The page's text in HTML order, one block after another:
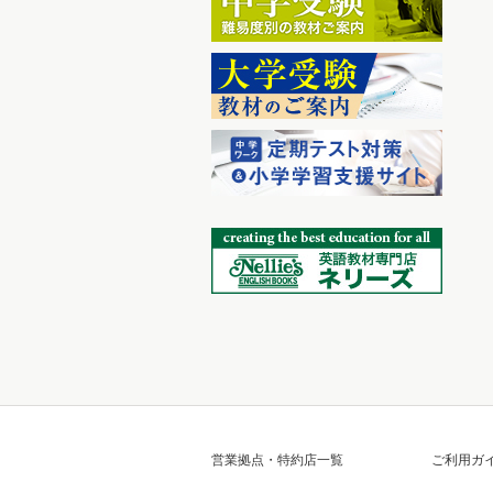
営業拠点・特約店一覧 ご利用ガ